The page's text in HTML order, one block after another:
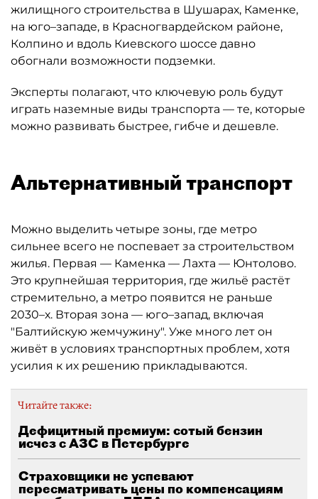
жилищного строительства в Шушарах, Каменке,
на юго–западе, в Красногвардейском районе,
Колпино и вдоль Киевского шоссе давно
обогнали возможности подземки.
Эксперты полагают, что ключевую роль будут
играть наземные виды транспорта — те, которые
можно развивать быстрее, гибче и дешевле.
Альтернативный транспорт
Можно выделить четыре зоны, где метро
сильнее всего не поспевает за строительством
жилья. Первая — Каменка — Лахта — Юнтолово.
Это крупнейшая территория, где жильё растёт
стремительно, а метро появится не раньше
2030–х. Вторая зона — юго–запад, включая
"Балтийскую жемчужину". Уже много лет он
живёт в условиях транспортных проблем, хотя
усилия к их решению прикладываются.
Читайте также:
Дефицитный премиум: сотый бензин
исчез с АЗС в Петербурге
Страховщики не успевают
пересматривать цены по компенсациям